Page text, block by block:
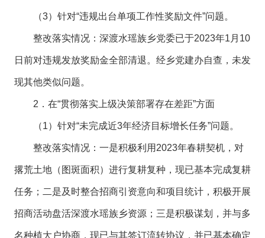
（3）针对“违规出台单项工作性奖励文件”问题。
整改落实情况：深渡水瑶族乡党委已于2023年1月10
日前对违规发放奖励金全部清退。经乡党建办自查，未发
现其他类似问题。
2．在“贯彻落实上级决策部署存在差距”方面
（1）针对“未完成近3年经济目标增长任务”问题。
整改落实情况：一是积极利用2023年春耕契机，对
撂荒土地（图斑面积）进行复耕复种，现已基本完成复耕
任务；二是及时整合招商引资意向和项目统计，积极开展
招商活动盘活深渡水瑶族乡资源；三是积极谋划，并与多
名种植大户协商，现已与其签订流转协议，并已基本确定